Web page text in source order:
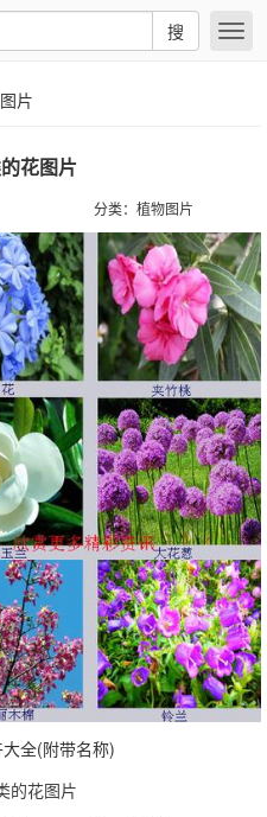
搜
片
花图片
分类： 植物图片
全(附带名称)